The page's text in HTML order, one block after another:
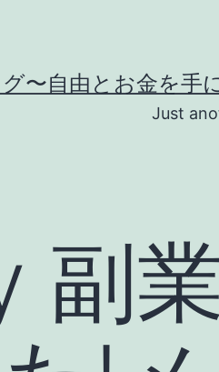
〜自由とお金を
Just
副